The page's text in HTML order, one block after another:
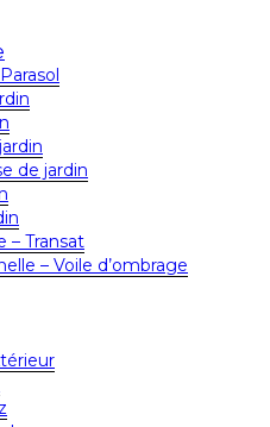
de jardin
– Transat
– Voile d’ombrage